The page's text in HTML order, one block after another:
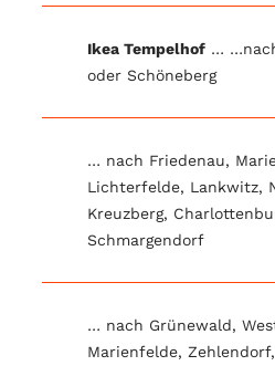
Ikea Tempelhof …
oder Schöneberg
… nach Friedenau,
Lichterfelde, Lankwitz,
Kreuzberg,
Schmargendorf
… nach Grünewald,
Marienfelde,